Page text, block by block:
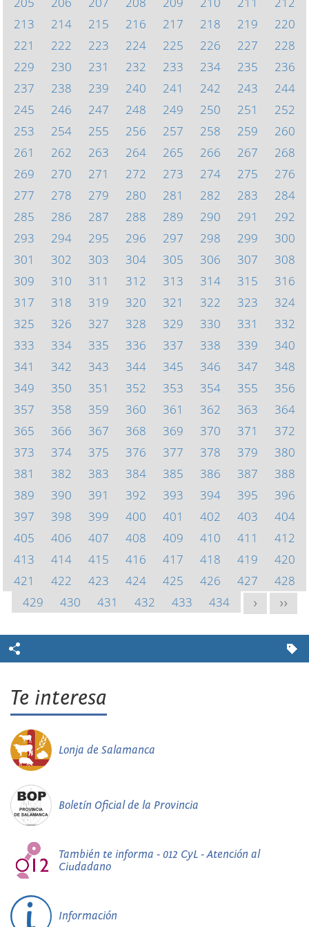
213
214 215 216 217 218 219
220
221
222 223 224 225 226 227
228
229
230 231 232 233 234 235
236
237
238 239 240 241 242 243
244
245
246 247 248 249 250 251
252
253
254 255 256 257 258 259
260
261
262 263 264 265 266 267
268
269
270 271 272 273 274 275
276
277
278 279 280 281 282 283
284
285
286 287 288 289 290 291
292
293
294 295 296 297 298 299
300
301
302 303 304 305 306 307
308
309
310 311 312 313 314 315
316
317
318 319 320 321 322 323
324
325
326 327 328 329 330 331
332
333
334 335 336 337 338 339
340
341
342 343 344 345 346 347
348
349
350 351 352 353 354 355
356
357
358 359 360 361 362 363
364
365
366 367 368 369 370 371
372
373
374 375 376 377 378 379
380
381
382 383 384 385 386 387
388
389
390 391 392 393 394 395
396
397
398 399 400 401 402 403
404
405
406 407 408 409 410 411
412
413
414 415 416 417 418 419
420
421
422 423 424 425 426 427
428
429
430 431 432 433 434 > >>
Te interesa
Lonja de Salamanca
Boletín Oficial de la Provincia
También te informa - 012 CyL - Atención al
Ciudadano
Información